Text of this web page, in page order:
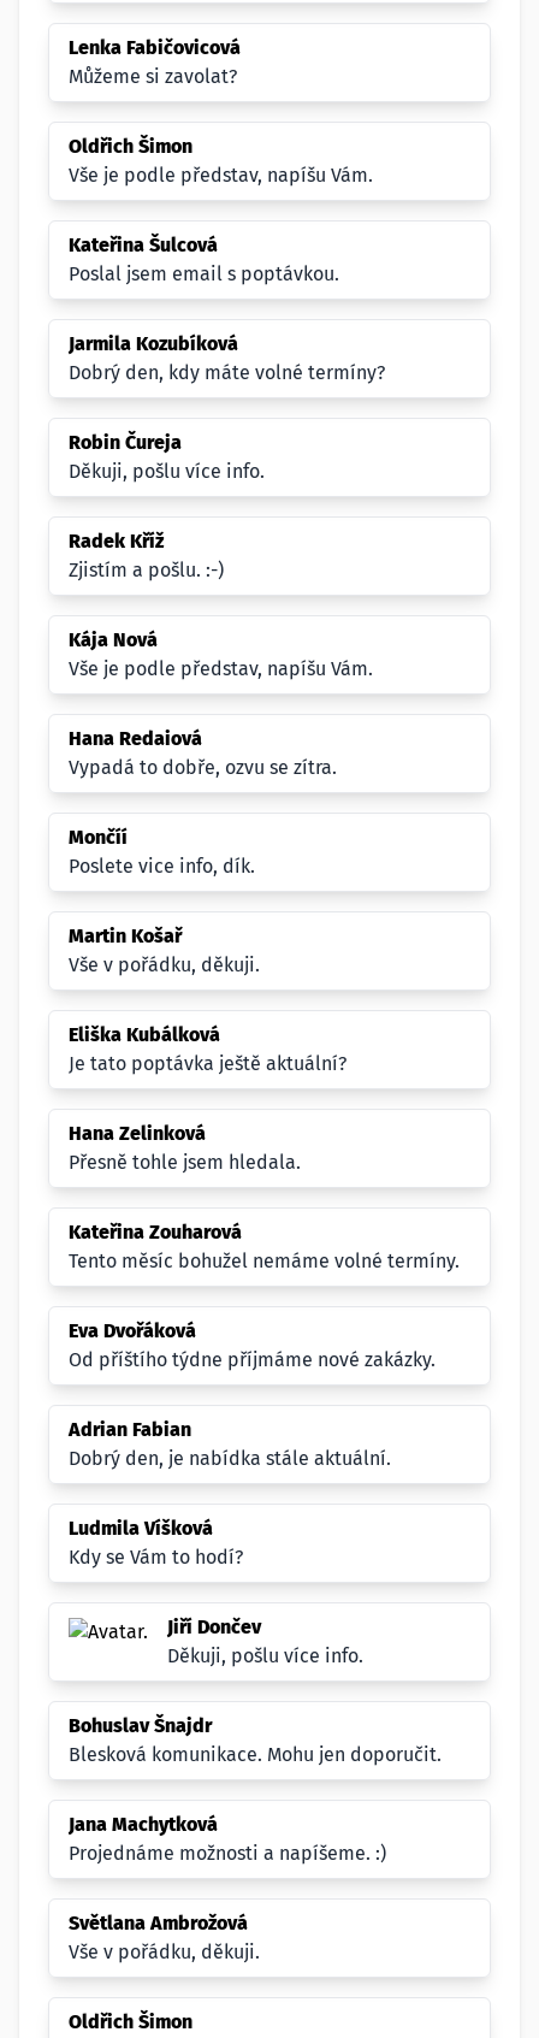
Lenka Fabičovicová
Můžeme si zavolat?
Oldřich Šimon
Vše je podle představ, napíšu Vám.
Kateřina Šulcová
Poslal jsem email s poptávkou.
Jarmila Kozubíková
Dobrý den, kdy máte volné termíny?
Robin Čureja
Děkuji, pošlu více info.
Radek Kříž
Zjistím a pošlu. :-)
Kája Nová
Vše je podle představ, napíšu Vám.
Hana Redaiová
Vypadá to dobře, ozvu se zítra.
Mončíí
Poslete vice info, dík.
Martin Košař
Vše v pořádku, děkuji.
Eliška Kubálková
Je tato poptávka ještě aktuální?
Hana Zelinková
Přesně tohle jsem hledala.
Kateřina Zouharová
Tento měsíc bohužel nemáme volné termíny.
Eva Dvořáková
Od příštího týdne příjmáme nové zakázky.
Adrian Fabian
Dobrý den, je nabídka stále aktuální.
Ludmila Víšková
Kdy se Vám to hodí?
Jiří Dončev
Děkuji, pošlu více info.
Bohuslav Šnajdr
Blesková komunikace. Mohu jen doporučit.
Jana Machytková
Projednáme možnosti a napíšeme. :)
Světlana Ambrožová
Vše v pořádku, děkuji.
Oldřich Šimon